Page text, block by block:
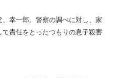
幸一郎。警察の調べに対し、家
責任をとったつもりの息子殺害